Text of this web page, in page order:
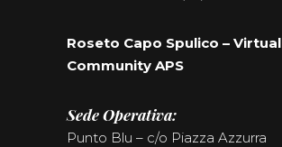
Roseto Capo Spulico – Virtual
Community APS
Sede Operativa:
Punto Blu – c/o Piazza Azzurra